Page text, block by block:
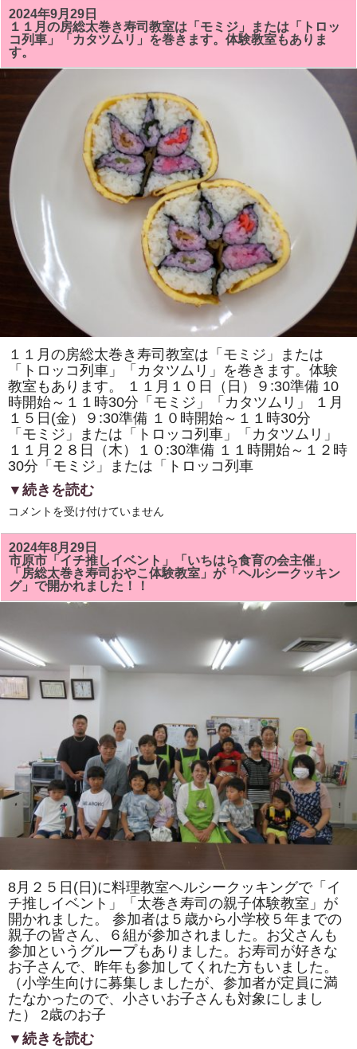
ま
し
た！！
は
の
房
総
太
巻
き
教
定
で
す。
体
教
室
も
あ
り
す。
2024年9月29日
１１月の房総太巻き寿司教室は「モミジ」または「トロッ
コ列車」「カタツムリ」を巻きます。体験教室もありま
す。
１１月の房総太巻き寿司教室は「モミジ」または
「トロッコ列車」「カタツムリ」を巻きます。体験
教室もあります。 １１月１０日（日）９:30準備 10
時開始～１１時30分「モミジ」「カタツムリ」 １月
１５日(金）９:30準備 １０時開始～１１時30分
「モミジ」または「トロッコ列車」「カタツムリ」
１１月２８日（木）１０:30準備 １１時開始～１２時
30分「モミジ」または「トロッコ列車
▼続きを読む
１
月
の
房
総
太
巻
き
教
室
は
「モ
ミ
ジ」
ま
コ
列
車」
「カ
ム
巻
ま
す。
体
験
教
室
も
あ
り
ま
す。
は
コメントを受け付けていません
2024年8月29日
市原市「イチ推しイベント」「いちはら食育の会主催」
「房総太巻き寿司おやこ体験教室」が「ヘルシークッキン
グ」で開かれました！！
8月２５日(日)に料理教室ヘルシークッキングで「イ
チ推しイベント」「太巻き寿司の親子体験教室」が
開かれました。 参加者は５歳から小学校５年までの
親子の皆さん、６組が参加されました。お父さんも
参加というグループもありました。お寿司が好きな
お子さんで、昨年も参加してくれた方もいました。
（小学生向けに募集しましたが、参加者が定員に満
たなかったので、小さいお子さんも対象にしまし
た） 2歳のお子
▼続きを読む